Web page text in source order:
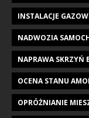
INSTALACJE
NADWOZIA
NAPRAWA SKRZYŃ
OCENA STANU
OPRÓŻNIANIE